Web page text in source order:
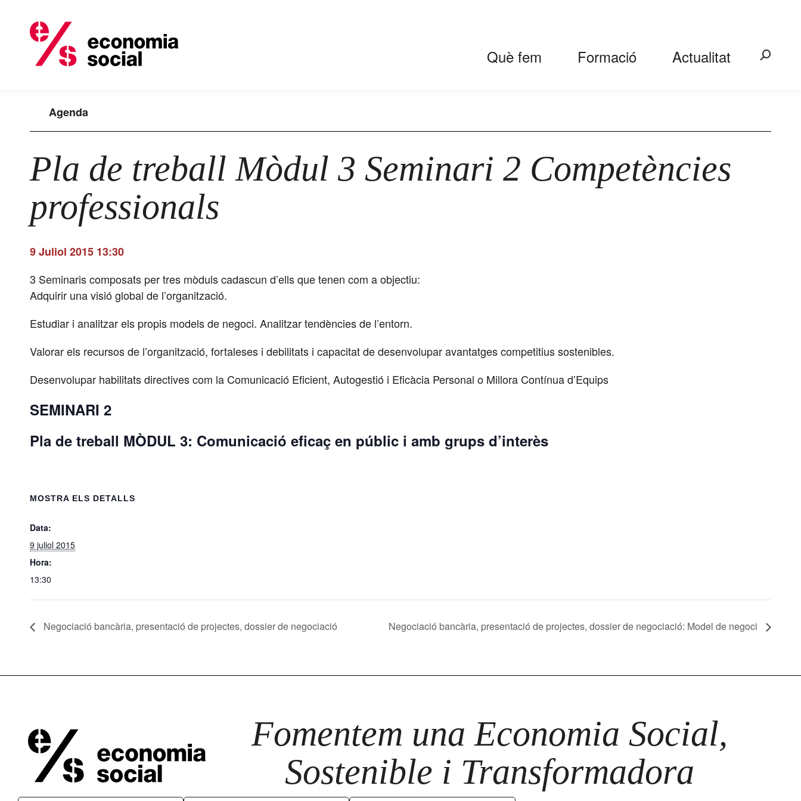
Què fem Formació Actualitat Search:
Agenda
Pla de treball Mòdul 3 Seminari 2 Competències
professionals
9 Juliol 2015 13:30
3 Seminaris composats per tres mòduls cadascun d’ells que tenen com a objectiu:
Adquirir una visió global de l’organització.
Estudiar i analitzar els propis models de negoci. Analitzar tendències de l’entorn.
Valorar els recursos de l’organització, fortaleses i debilitats i capacitat de desenvolupar avantatges competitius sostenibles.
Desenvolupar habilitats directives com la Comunicació Eficient, Autogestió i Eficàcia Personal o Millora Contínua d’Equips
SEMINARI 2
Pla de treball MÒDUL 3: Comunicació eficaç en públic i amb grups d’interès
MOSTRA ELS DETALLS
Data:
9 juliol 2015
Hora:
13:30
Negociació bancària, presentació de projectes, dossier de negociació Negociació bancària, presentació de projectes, dossier de negociació: Model de negoci
Fomentem una Economia Social,
Sostenible i Transformadora